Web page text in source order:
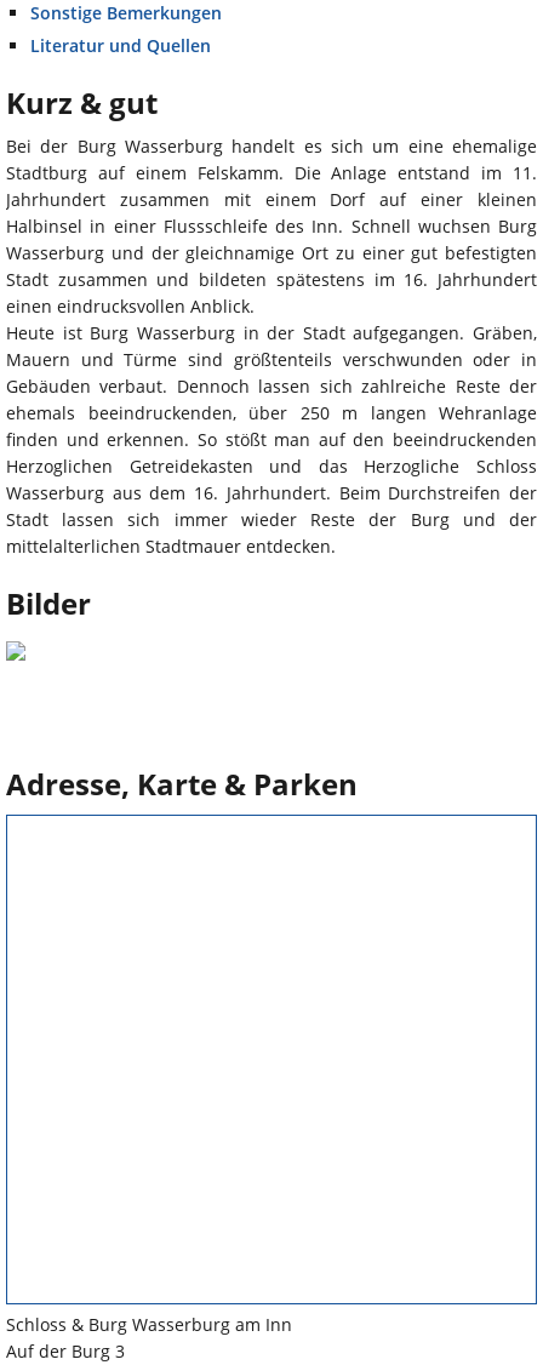
Sonstige Bemerkungen
Literatur und Quellen
Kurz & gut
Bei der Burg Wasserburg handelt es sich um eine ehemalige
Stadtburg auf einem Felskamm. Die Anlage entstand im 11.
Jahrhundert zusammen mit einem Dorf auf einer kleinen
Halbinsel in einer Flussschleife des Inn. Schnell wuchsen Burg
Wasserburg und der gleichnamige Ort zu einer gut befestigten
Stadt zusammen und bildeten spätestens im 16. Jahrhundert
einen eindrucksvollen Anblick.
Heute ist Burg Wasserburg in der Stadt aufgegangen. Gräben,
Mauern und Türme sind größtenteils verschwunden oder in
Gebäuden verbaut. Dennoch lassen sich zahlreiche Reste der
ehemals beeindruckenden, über 250 m langen Wehranlage
finden und erkennen. So stößt man auf den beeindruckenden
Herzoglichen Getreidekasten und das Herzogliche Schloss
Wasserburg aus dem 16. Jahrhundert. Beim Durchstreifen der
Stadt lassen sich immer wieder Reste der Burg und der
mittelalterlichen Stadtmauer entdecken.
Bilder
Adresse, Karte & Parken
Schloss & Burg Wasserburg am Inn
Auf der Burg 3